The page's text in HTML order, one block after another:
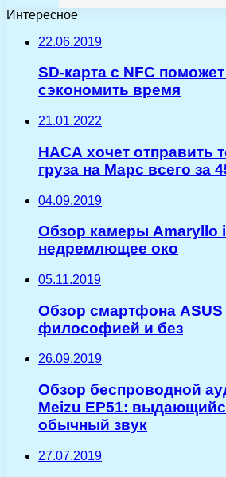
Интересное
22.06.2019
SD-карта с NFC
сэкономить время
21.01.2022
НАСА хочет отправить
груза на Марс всего за
04.09.2019
Обзор камеры Amaryllo
недремлющее око
05.11.2019
Обзор смартфона ASUS
философией и без
26.09.2019
Обзор беспроводной
Meizu EP51:
обычный звук
27.07.2019